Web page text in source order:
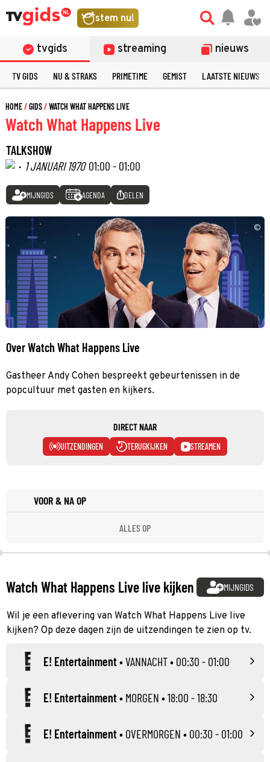
stem nu!
tvgids streaming nieuws
TV GIDS NU & STRAKS PRIMETIME GEMIST LAATSTE NIEUWS
HOME GIDS WATCH WHAT HAPPENS LIVE
Watch What Happens Live
TALKSHOW
· 1 JANUARI 1970 01:00 - 01:00
MIJNGIDS AGENDA DELEN
©
Over Watch What Happens Live
Gastheer Andy Cohen bespreekt gebeurtenissen in de
popcultuur met gasten en kijkers.
DIRECT NAAR
UITZENDINGEN TERUGKIJKEN STREAMEN
VOOR & NA OP
ALLES OP
Watch What Happens Live live kijken MIJNGIDS
Wil je een aflevering van Watch What Happens Live live
kijken? Op deze dagen zijn de uitzendingen te zien op tv.
E! Entertainment•VANNACHT• 00:30 - 01:00
E! Entertainment• MORGEN • 18:00 - 18:30
E! Entertainment• OVERMORGEN • 00:30 - 01:00